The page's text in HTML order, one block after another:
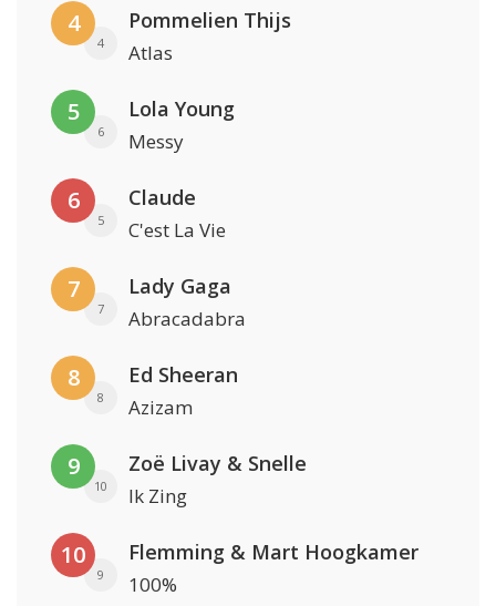
4
4
Pommelien Thijs
Atlas
5
6
Lola Young
Messy
6
5
Claude
C'est La Vie
7
7
Lady Gaga
Abracadabra
8
8
Ed Sheeran
Azizam
9
10
Zoë Livay & Snelle
Ik Zing
10
9
Flemming & Mart Hoogkamer
100%